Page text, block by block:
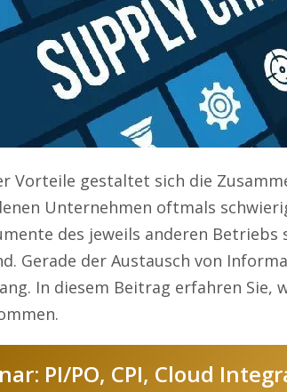
Vorteile gestaltet sich die
Unternehmen oftmals
des jeweils anderen
Gerade der Austausch von
In diesem Beitrag erfahren Sie,
PI/PO, CPI, Cloud